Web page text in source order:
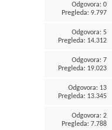
Odgovora: 0
Pregleda: 9.797
Odgovora: 5
Pregleda: 14.312
Odgovora: 7
Pregleda: 19.023
Odgovora: 13
Pregleda: 13.345
Odgovora: 2
Pregleda: 7.788